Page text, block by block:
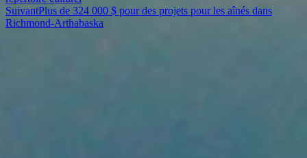
SuivantPlus de 324 000 $ pour des projets pour les aînés dans
Richmond-Arthabaska